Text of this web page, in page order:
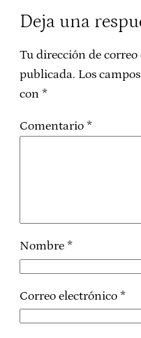
Deja una
Tu dirección de
publicada. Los
con *
Comentario *
Nombre *
Correo electrónico *